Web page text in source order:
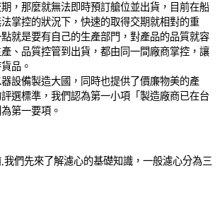
，那麼就無法即時預訂艙位並出貨，目前在船
掌控的狀況下，快速的取得交期就相對的重
就是要有自己的生產部門，對產品的品質就容
、品質控管到出貨，都由同一間廠商掌控，讓
品。
設備製造大國，同時也提供了價廉物美的產
選標準，我們認為第一小項「製造廠商已在台
第一要項。
我們先來了解濾心的基礎知識，一般濾心分為三